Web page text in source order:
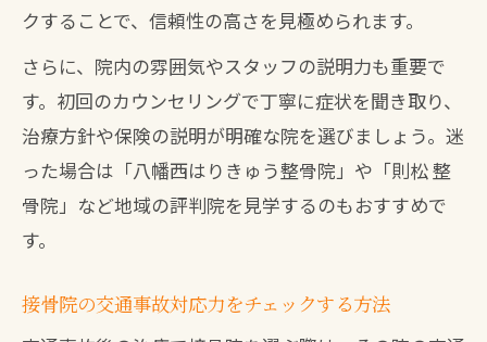
クすることで、信頼性の高さを見極められます。
さらに、院内の雰囲気やスタッフの説明力も重要で
す。初回のカウンセリングで丁寧に症状を聞き取り、
治療方針や保険の説明が明確な院を選びましょう。迷
った場合は「八幡西はりきゅう整骨院」や「則松 整
骨院」など地域の評判院を見学するのもおすすめで
す。
接骨院の交通事故対応力をチェックする方法